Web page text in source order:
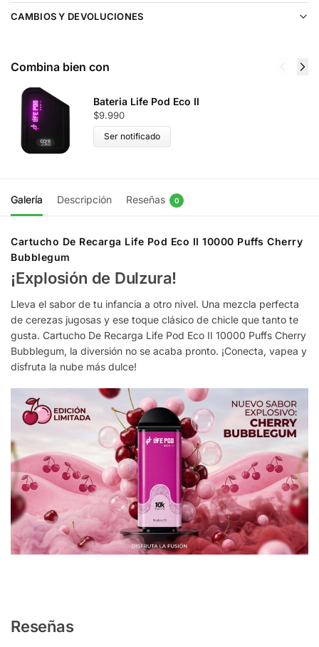
CAMBIOS Y DEVOLUCIONES
Combina bien con
Bateria Life Pod Eco II
$9.990
Ser notificado
Galería Descripción Reseñas 0
Cartucho De Recarga Life Pod Eco II 10000 Puffs Cherry
Bubblegum
¡Explosión de Dulzura!
Lleva el sabor de tu infancia a otro nivel. Una mezcla perfecta
de cerezas jugosas y ese toque clásico de chicle que tanto te
gusta. Cartucho De Recarga Life Pod Eco II 10000 Puffs Cherry
Bubblegum, la diversión no se acaba pronto. ¡Conecta, vapea y
disfruta la nube más dulce!
Reseñas